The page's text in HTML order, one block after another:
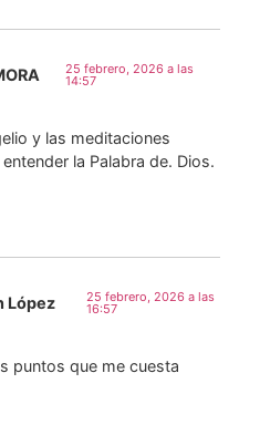
25 febrero, 2026 a las
14:57
y las meditaciones
la Palabra de. Dios.
López
25 febrero, 2026 a las
16:57
puntos que me cuesta